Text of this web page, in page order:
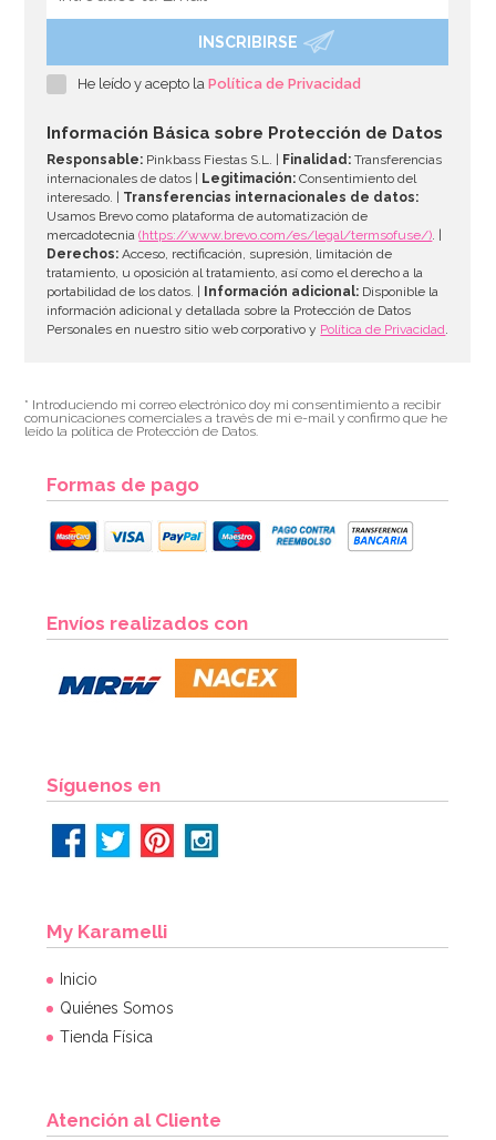
INSCRIBIRSE
He leído y acepto laPolítica de Privacidad
Información Básica sobre Protección de Datos
Responsable: Pinkbass Fiestas S.L. | Finalidad: Transferencias
internacionales de datos |
Legitimación: Consentimiento del
interesado. | Transferencias internacionales de datos:
Usamos Brevo como plataforma de automatización de
mercadotecnia(https://www.brevo.com/es/legal/termsofuse/). |
Derechos: Acceso, rectificación, supresión, limitación de
tratamiento, u oposición al tratamiento, así como el derecho a la
portabilidad de los datos. |
Información adicional: Disponible la
información adicional y detallada sobre la Protección de Datos
Personales en nuestro sitio web corporativo y Política de Privacidad.
* Introduciendo mi correo electrónico doy mi consentimiento a recibir
comunicaciones comerciales a través de mi e-mail y confirmo que he
leído la política de Protección de Datos.
Formas de pago
Envíos realizados con
Síguenos en
My Karamelli
Inicio
Quiénes Somos
Tienda Física
Atención al Cliente